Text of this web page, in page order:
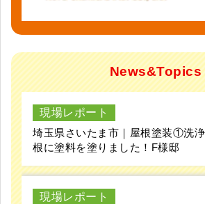
News&Topics
現場レポート
埼玉県さいたま市｜屋根塗装①洗
根に塗料を塗りました！F様邸
現場レポート